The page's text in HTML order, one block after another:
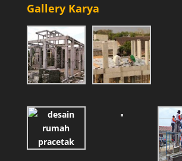
Gallery Karya